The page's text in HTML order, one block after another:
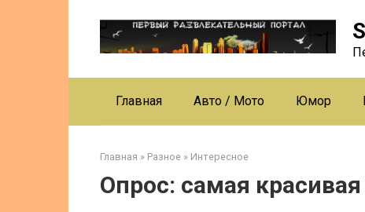
Главная Авто / Мото Юмор
Главная » Разное » Интересное
Опрос: самая